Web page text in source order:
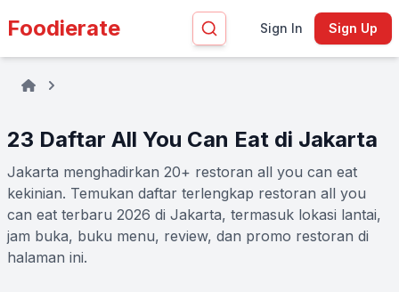
Foodierate Sign In Sign Up
23 Daftar All You Can Eat di Jakarta
Jakarta menghadirkan 20+ restoran all you can eat
kekinian. Temukan daftar terlengkap restoran all you
can eat terbaru 2026 di Jakarta, termasuk lokasi lantai,
jam buka, buku menu, review, dan promo restoran di
halaman ini.